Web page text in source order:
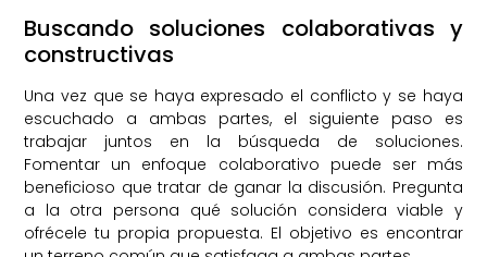
Buscando soluciones colaborativas y
constructivas
Una vez que se haya expresado el conflicto y se haya
escuchado a ambas partes, el siguiente paso es
trabajar juntos en la búsqueda de soluciones.
Fomentar un enfoque colaborativo puede ser más
beneficioso que tratar de ganar la discusión. Pregunta
a la otra persona qué solución considera viable y
ofrécele tu propia propuesta. El objetivo es encontrar